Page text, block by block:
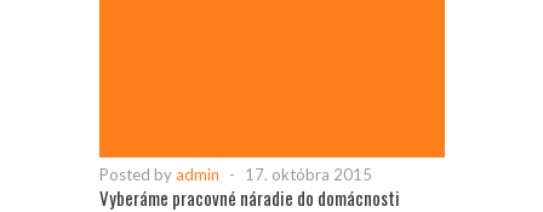
Posted byadmin - 17. októbra 2015
Vyberáme pracovné náradie do domácnosti